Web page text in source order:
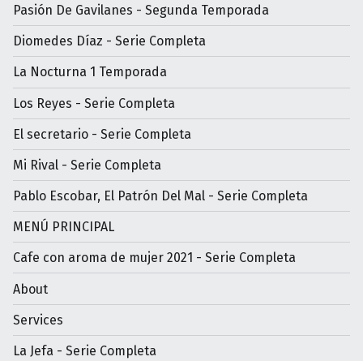
Pasión De Gavilanes - Segunda Temporada
Diomedes Díaz - Serie Completa
La Nocturna 1 Temporada
Los Reyes - Serie Completa
El secretario - Serie Completa
Mi Rival - Serie Completa
Pablo Escobar, El Patrón Del Mal - Serie Completa
MENÚ PRINCIPAL
Cafe con aroma de mujer 2021 - Serie Completa
About
Services
La Jefa - Serie Completa